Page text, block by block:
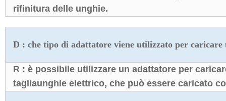
rifinitura delle unghie.
D : che tipo di adattatore viene utilizzato per
R : è possibile utilizzare un adattatore per
tagliaunghie elettrico, che può essere caricato